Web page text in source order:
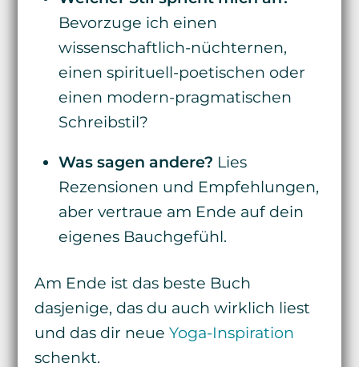
Bevorzuge ich einen
wissenschaftlich-nüchternen,
einen spirituell-poetischen oder
einen modern-pragmatischen
Schreibstil?
Was sagen andere? Lies
Rezensionen und Empfehlungen,
aber vertraue am Ende auf dein
eigenes Bauchgefühl.
Am Ende ist das beste Buch
dasjenige, das du auch wirklich liest
und das dir neue Yoga-Inspiration
schenkt.